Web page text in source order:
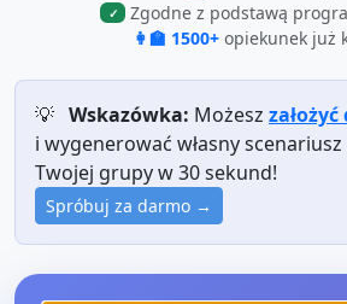
✓
Zgodne z podstawą
👩‍🏫 1500+ opiekunek już
💡 Wskazówka: Możesz
i wygenerować własny
Twojej grupy w 30 sekund!
Spróbuj za darmo →